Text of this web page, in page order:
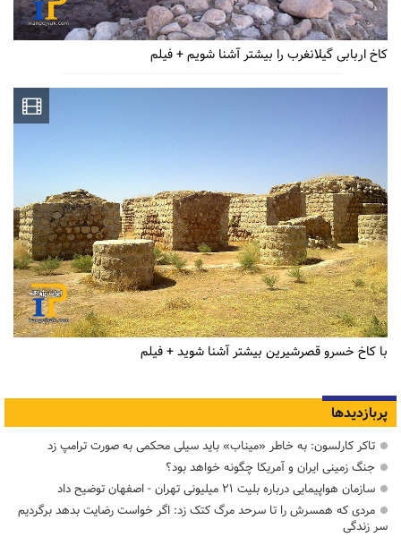
کاخ اربابی گیلانغرب را بیشتر آشنا شویم + فیلم
با کاخ خسرو قصرشیرین بیشتر آشنا شوید + فیلم
پربازدیدها
تاکر کارلسون: به خاطر «میناب» باید سیلی محکمی به صورت ترامپ زد
جنگ زمینی ایران و آمریکا چگونه خواهد بود؟
سازمان هواپیمایی درباره بلیت ۲۱ میلیونی تهران - اصفهان توضیح داد
مردی که همسرش را تا سرحد مرگ کتک زد: اگر خواست رضایت بدهد برگردیم
سر زندگی